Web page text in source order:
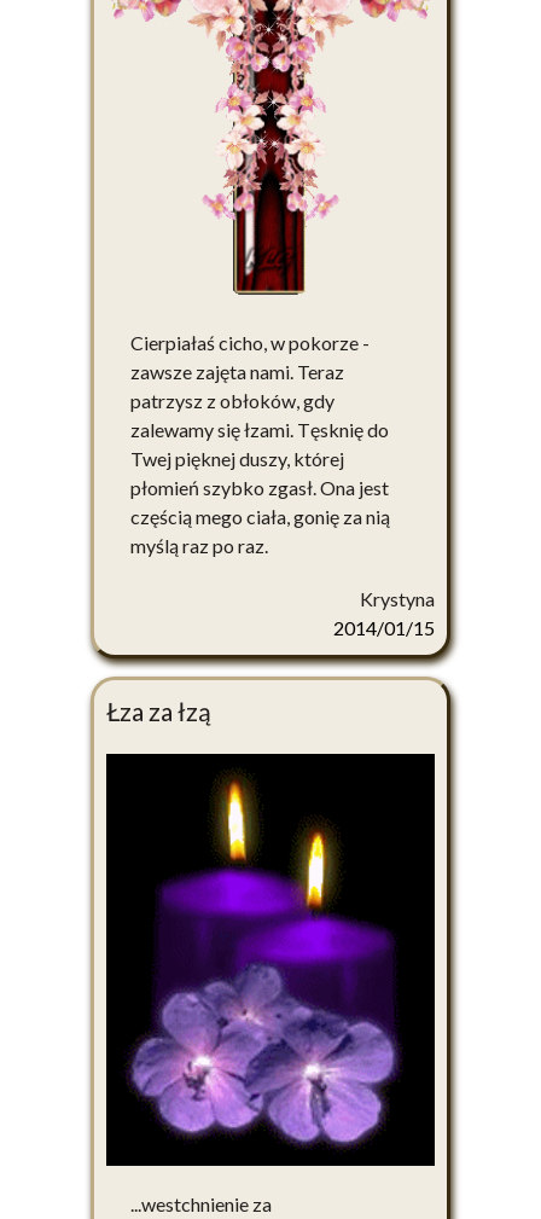
Cierpiałaś cicho, w pokorze -
zawsze zajęta nami. Teraz
patrzysz z obłoków, gdy
zalewamy się łzami. Tęsknię do
Twej pięknej duszy, której
płomień szybko zgasł. Ona jest
częścią mego ciała, gonię za nią
myślą raz po raz.
Krystyna
2014/01/15
Łza za łzą
...westchnienie za